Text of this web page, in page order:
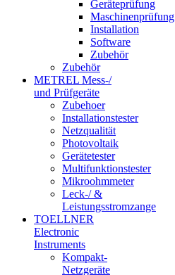
Geräteprüfung
Maschinenprüfung
Installation
Software
Zubehör
Zubehör
METREL Mess-/
und Prüfgeräte
Zubehoer
Installationstester
Netzqualität
Photovoltaik
Gerätetester
Multifunktionstester
Mikroohmmeter
Leck-/ &
Leistungsstromzange
TOELLNER
Electronic
Instruments
Kompakt-
Netzgeräte